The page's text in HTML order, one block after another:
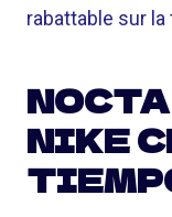
rabattable sur la
NIKE